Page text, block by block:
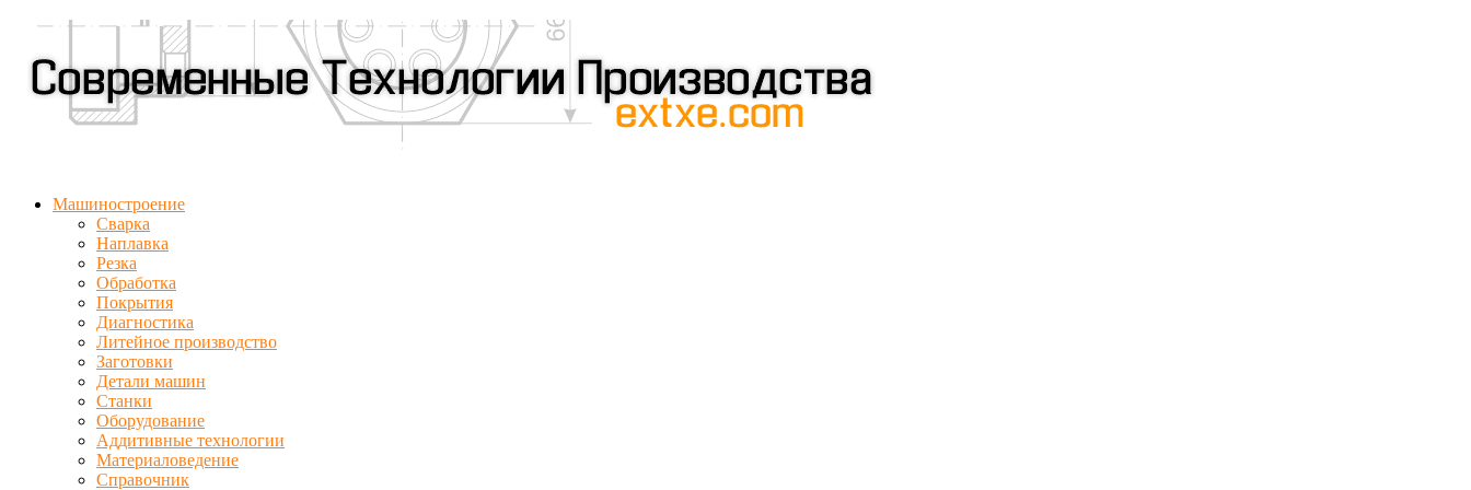
Машиностроение
Сварка
Наплавка
Резка
Обработка
Покрытия
Диагностика
Литейное производство
Заготовки
Детали машин
Станки
Оборудование
Аддитивные технологии
Материаловедение
Справочник